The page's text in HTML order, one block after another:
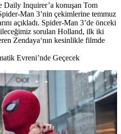
Inquirer’a konuşan Tom
Man 3’nin çekimlerine temmuz
açıkladı. Spider-Man 3’de önceki
sorulan Holland, ilk iki
Zendaya‘nın kesinlikle filmde
Evreni’nde Geçecek